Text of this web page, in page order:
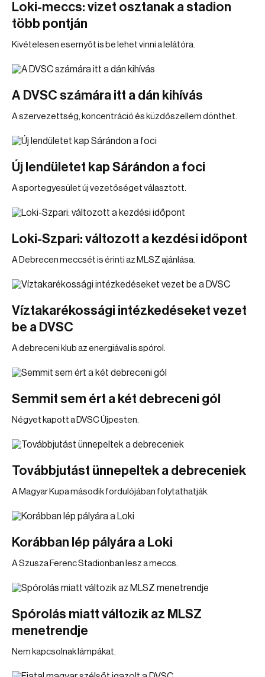
Loki-meccs: vizet osztanak a stadion
több pontján
Kivételesen esernyőt is be lehet vinni a lelátóra.
A DVSC számára itt a dán kihívás
A szervezettség, koncentráció és küzdőszellem dönthet.
Új lendületet kap Sárándon a foci
A sportegyesület új vezetőséget választott.
Loki-Szpari: változott a kezdési időpont
A Debrecen meccsét is érinti az MLSZ ajánlása.
Víztakarékossági intézkedéseket vezet
be a DVSC
A debreceni klub az energiával is spórol.
Semmit sem ért a két debreceni gól
Négyet kapott a DVSC Újpesten.
Továbbjutást ünnepeltek a debreceniek
A Magyar Kupa második fordulójában folytathatják.
Korábban lép pályára a Loki
A Szusza Ferenc Stadionban lesz a meccs.
Spórolás miatt változik az MLSZ
menetrendje
Nem kapcsolnak lámpákat.